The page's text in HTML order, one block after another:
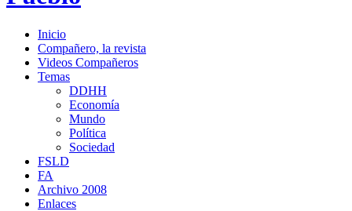
Inicio
Compañero, la revista
Videos Compañeros
Temas
DDHH
Economía
Mundo
Política
Sociedad
FSLD
FA
Archivo 2008
Enlaces